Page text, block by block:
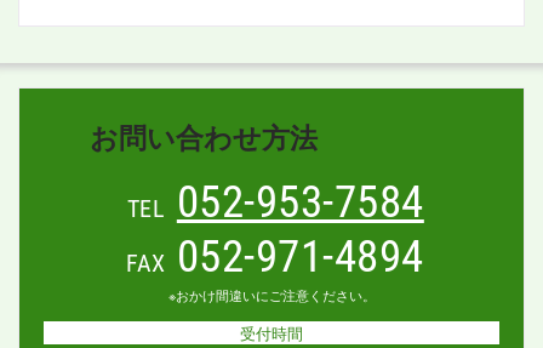
お問い合わせ方法
TEL 052-953-7584
FAX 052-971-4894
※おかけ間違いにご注意ください。
受付時間